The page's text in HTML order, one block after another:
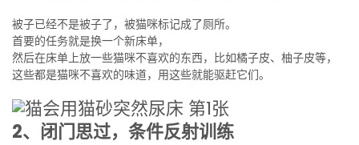
被子已经不是被子了，被猫咪标记成了厕所。
首要的任务就是换一个新床单，
然后在床单上放一些猫咪不喜欢的东西，比如橘子皮、柚子皮等，
这些都是猫咪不喜欢的味道，用这些就能驱赶它们。
2、闭门思过，条件反射训练